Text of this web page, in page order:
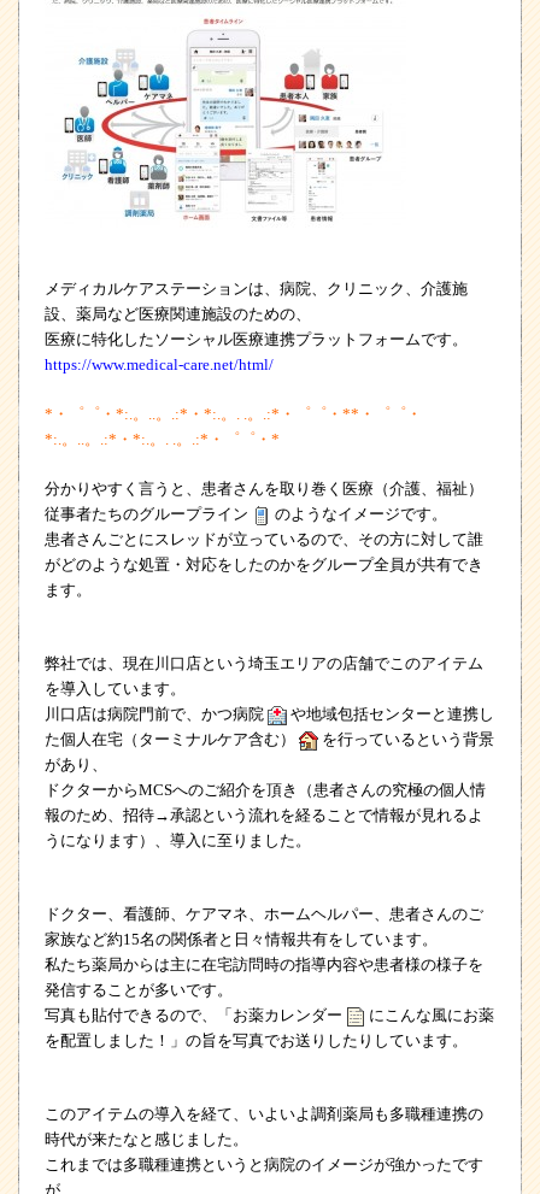
メディカルケアステーションは、病院、クリニック、介護施
設、薬局など医療関連施設のための、
医療に特化したソーシャル医療連携プラットフォームです。
https://www.medical-care.net/html/
* ・゜゜・ *:. 。 。 .:* ・ *:. 。 。 .:* ・゜゜・ ** ・゜゜・
*:. 。 。 .:* ・ *:. 。 。 .:* ・゜゜・ *
分かりやすく言うと、患者さんを取り巻く医療（介護、福祉）
従事者たちのグループライン
のようなイメージです。
患者さんごとにスレッドが立っているので、その方に対して誰
がどのような処置・対応をしたのかをグループ全員が共有でき
ます。
弊社では、現在川口店という埼玉エリアの店舗でこのアイテム
を導入しています。
川口店は病院門前で、かつ病院
や地域包括センターと連携し
た個人在宅（ターミナルケア含む）
を行っているという背景
があり、
ドクターからMCSへのご紹介を頂き（患者さんの究極の個人情
報のため、招待→承認という流れを経ることで情報が見れるよ
うになります）、導入に至りました。
ドクター、看護師、ケアマネ、ホームヘルパー、患者さんのご
家族など約15名の関係者と日々情報共有をしています。
私たち薬局からは主に在宅訪問時の指導内容や患者様の様子を
発信することが多いです。
写真も貼付できるので、「お薬カレンダー
にこんな風にお薬
を配置しました！」の旨を写真でお送りしたりしています。
このアイテムの導入を経て、いよいよ調剤薬局も多職種連携の
時代が来たなと感じました。
これまでは多職種連携というと病院のイメージが強かったです
が、